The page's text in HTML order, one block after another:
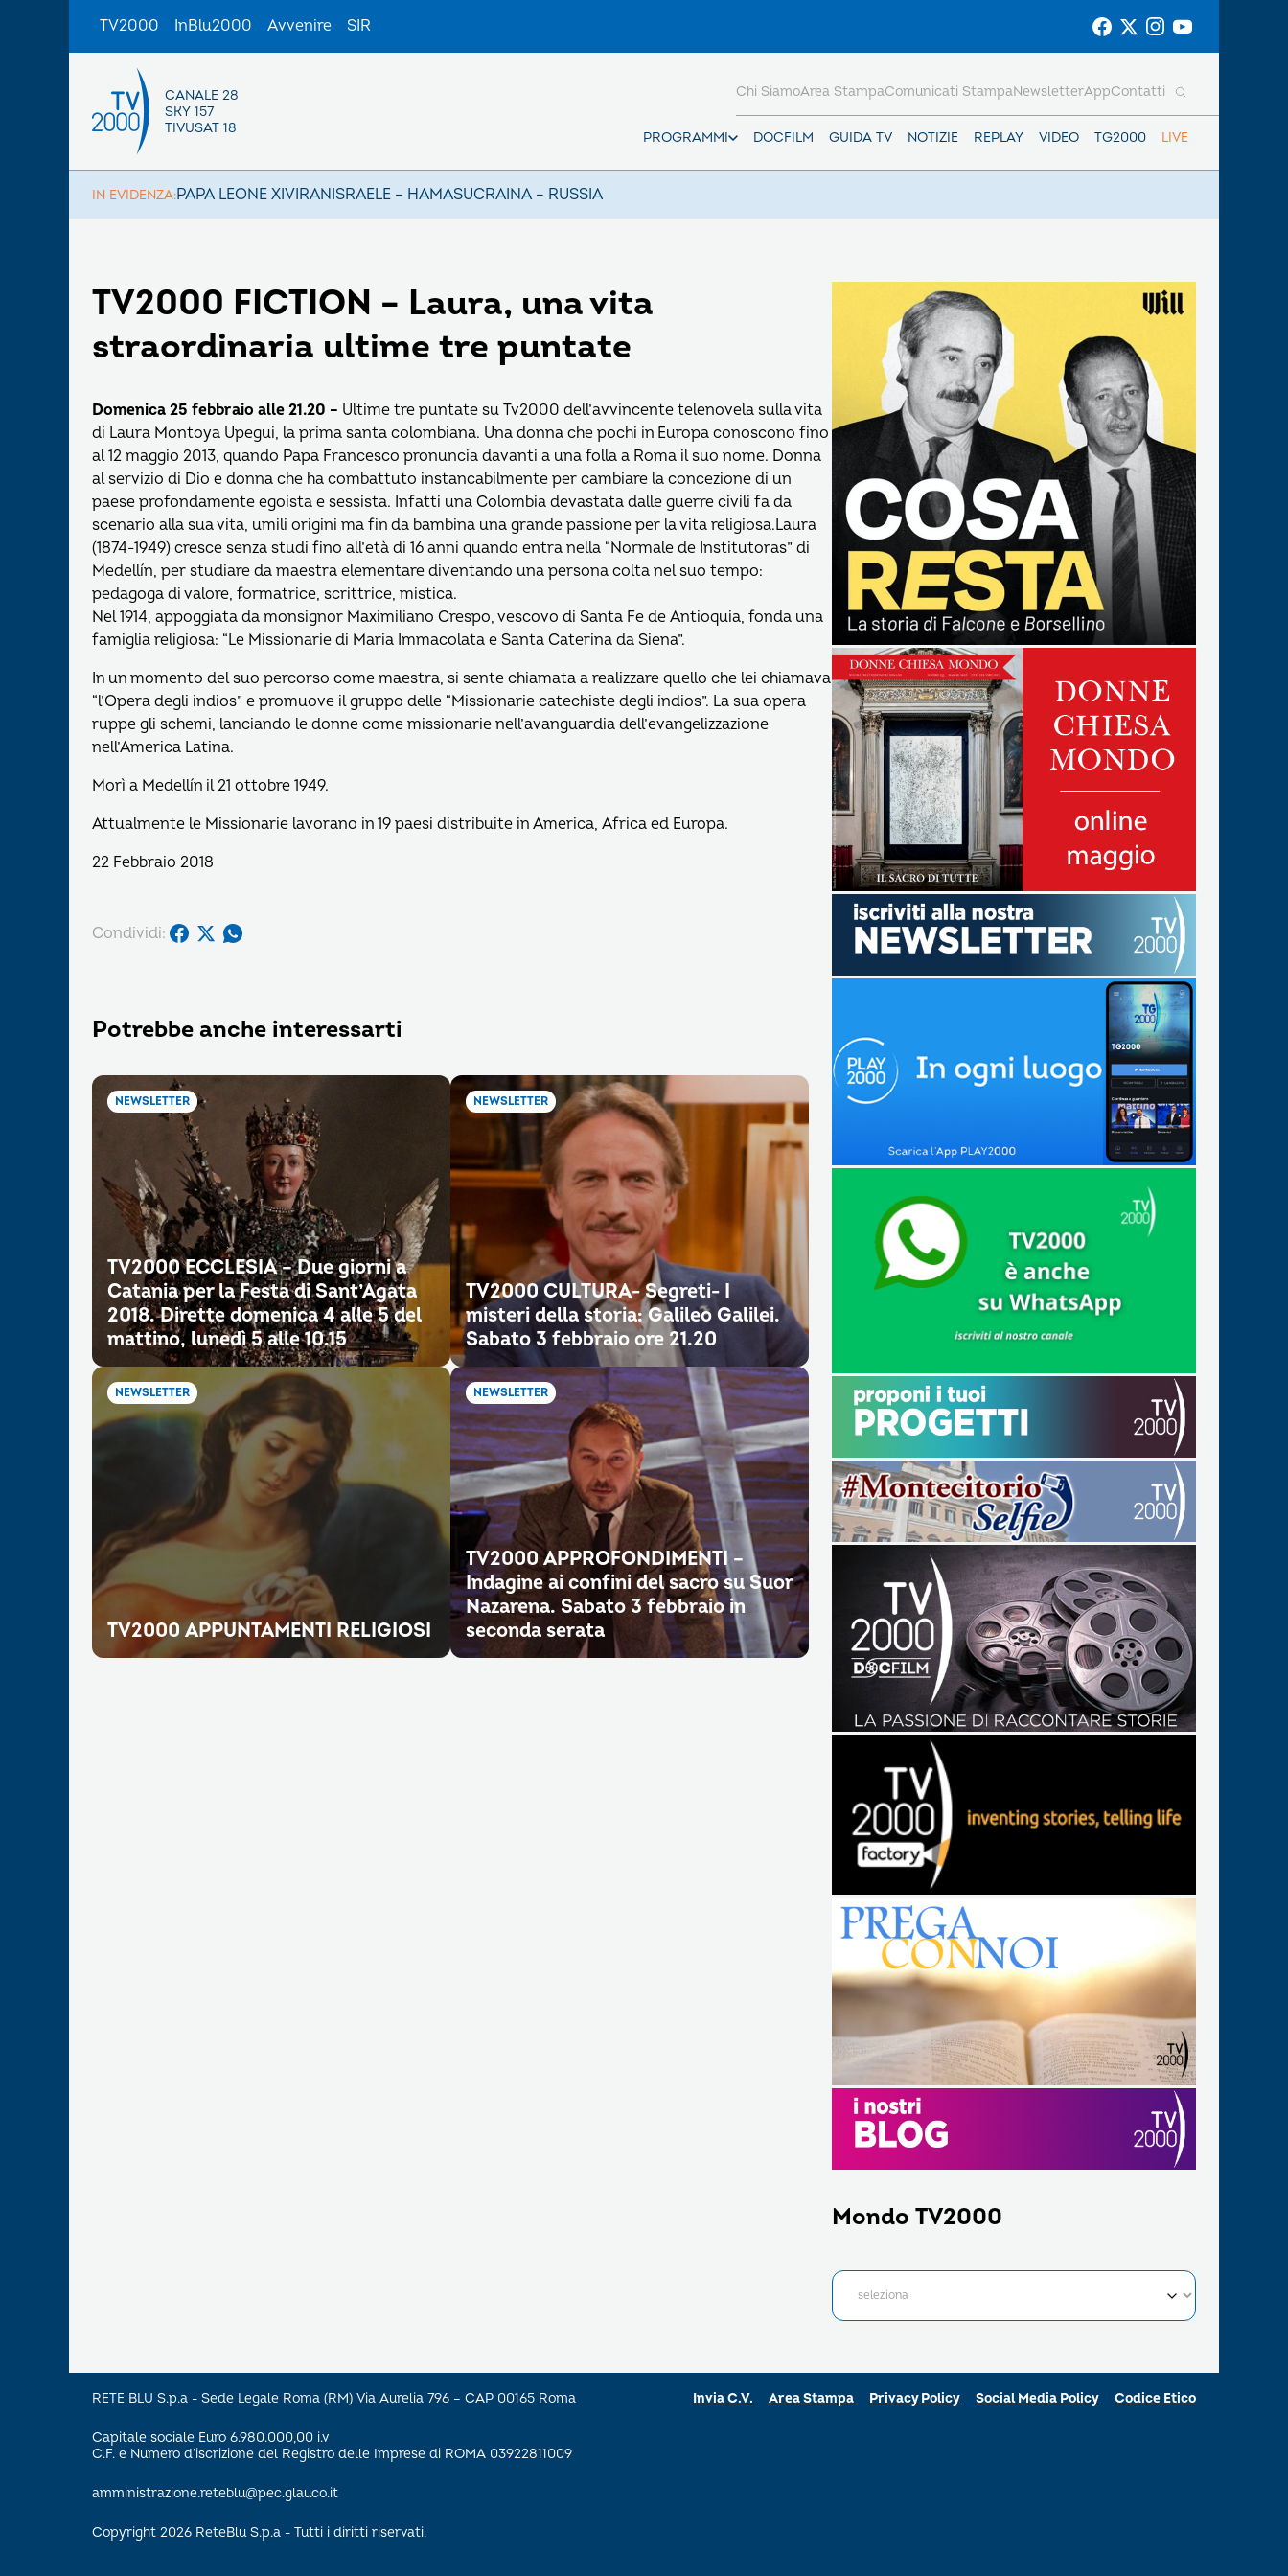
TV2000 InBlu2000 Avvenire SIR
CANALE 28
SKY 157
TIVUSAT 18
PROGRAMMI DOCFILM GUIDA TV NOTIZIE REPLAY VIDEO TG2000 LIVE
Chi SiamoArea StampaComunicati StampaNewsletterAppContatti
IN EVIDENZA:PAPA LEONE XIVIRANISRAELE – HAMASUCRAINA – RUSSIA
TV2000 FICTION – Laura, una vita
straordinaria ultime tre puntate
Domenica 25 febbraio alle 21.20 – Ultime tre puntate su Tv2000 dell’avvincente telenovela sulla vita
di Laura Montoya Upegui, la prima santa colombiana. Una donna che pochi in Europa conoscono fino
al 12 maggio 2013, quando Papa Francesco pronuncia davanti a una folla a Roma il suo nome. Donna
al servizio di Dio e donna che ha combattuto instancabilmente per cambiare la concezione di un
paese profondamente egoista e sessista. Infatti una Colombia devastata dalle guerre civili fa da
scenario alla sua vita, umili origini ma fin da bambina una grande passione per la vita religiosa.Laura
(1874-1949) cresce senza studi fino all’età di 16 anni quando entra nella “Normale de Institutoras” di
Medellín, per studiare da maestra elementare diventando una persona colta nel suo tempo:
pedagoga di valore, formatrice, scrittrice, mistica.
Nel 1914, appoggiata da monsignor Maximiliano Crespo, vescovo di Santa Fe de Antioquia, fonda una
famiglia religiosa: “Le Missionarie di Maria Immacolata e Santa Caterina da Siena”.
In un momento del suo percorso come maestra, si sente chiamata a realizzare quello che lei chiamava
“l’Opera degli indios” e promuove il gruppo delle “Missionarie catechiste degli indios”. La sua opera
ruppe gli schemi, lanciando le donne come missionarie nell’avanguardia dell’evangelizzazione
nell’America Latina.
Morì a Medellín il 21 ottobre 1949.
Attualmente le Missionarie lavorano in 19 paesi distribuite in America, Africa ed Europa.
22 Febbraio 2018
Condividi:
Potrebbe anche interessarti
NEWSLETTER
TV2000 ECCLESIA – Due giorni a
Catania per la Festa di Sant’Agata
2018. Dirette domenica 4 alle 5 del
mattino, lunedì 5 alle 10.15
NEWSLETTER
TV2000 CULTURA- Segreti- I
misteri della storia: Galileo Galilei.
Sabato 3 febbraio ore 21.20
NEWSLETTER
TV2000 APPUNTAMENTI RELIGIOSI
NEWSLETTER
TV2000 APPROFONDIMENTI –
Indagine ai confini del sacro su Suor
Nazarena. Sabato 3 febbraio in
seconda serata
Mondo TV2000
RETE BLU S.p.a - Sede Legale Roma (RM) Via Aurelia 796 – CAP 00165 Roma
Capitale sociale Euro 6.980.000,00 i.v
C.F. e Numero d’iscrizione del Registro delle Imprese di ROMA 03922811009
amministrazione.reteblu@pec.glauco.it
Copyright 2026 ReteBlu S.p.a - Tutti i diritti riservati.
Invia C.V. Area Stampa Privacy Policy Social Media Policy Codice Etico